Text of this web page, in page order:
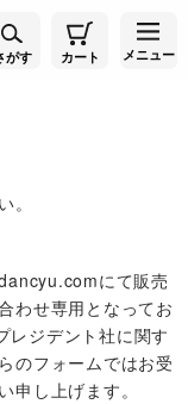
がす カート メニュー
。
にて販売
わせ専用となってお
レジデント社に関す
のフォームではお受
申し上げます。